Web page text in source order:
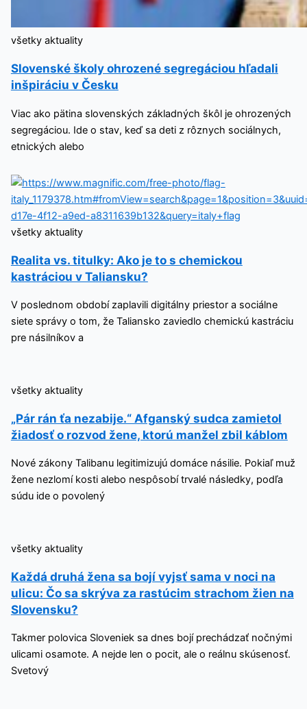
všetky aktuality
Slovenské školy ohrozené segregáciou hľadali
inšpiráciu v Česku
Viac ako pätina slovenských základných škôl je ohrozených
segregáciou. Ide o stav, keď sa deti z rôznych sociálnych,
etnických alebo
všetky aktuality
Realita vs. titulky: Ako je to s chemickou
kastráciou v Taliansku?
V poslednom období zaplavili digitálny priestor a sociálne
siete správy o tom, že Taliansko zaviedlo chemickú kastráciu
pre násilníkov a
všetky aktuality
„Pár rán ťa nezabije.“ Afganský sudca zamietol
žiadosť o rozvod žene, ktorú manžel zbil káblom
Nové zákony Talibanu legitimizujú domáce násilie. Pokiaľ muž
žene nezlomí kosti alebo nespôsobí trvalé následky, podľa
súdu ide o povolený
všetky aktuality
Každá druhá žena sa bojí vyjsť sama v noci na
ulicu: Čo sa skrýva za rastúcim strachom žien na
Slovensku?
Takmer polovica Sloveniek sa dnes bojí prechádzať nočnými
ulicami osamote. A nejde len o pocit, ale o reálnu skúsenosť.
Svetový